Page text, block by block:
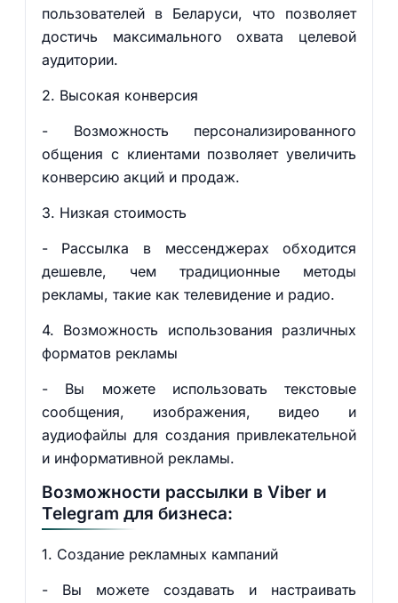
пользователей в Беларуси, что позволяет
достичь максимального охвата целевой
аудитории.
2. Высокая конверсия
- Возможность персонализированного
общения с клиентами позволяет увеличить
конверсию акций и продаж.
3. Низкая стоимость
- Рассылка в мессенджерах обходится
дешевле, чем традиционные методы
рекламы, такие как телевидение и радио.
4. Возможность использования различных
форматов рекламы
- Вы можете использовать текстовые
сообщения, изображения, видео и
аудиофайлы для создания привлекательной
и информативной рекламы.
Возможности рассылки в Viber и
Telegram для бизнеса:
1. Создание рекламных кампаний
- Вы можете создавать и настраивать